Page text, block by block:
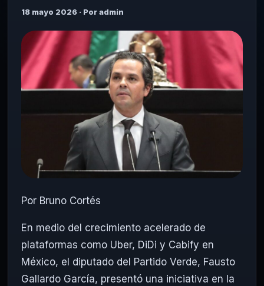
18 mayo 2026 · Por admin
Por Bruno Cortés
En medio del crecimiento acelerado de
plataformas como Uber, DiDi y Cabify en
México, el diputado del Partido Verde, Fausto
Gallardo García, presentó una iniciativa en la